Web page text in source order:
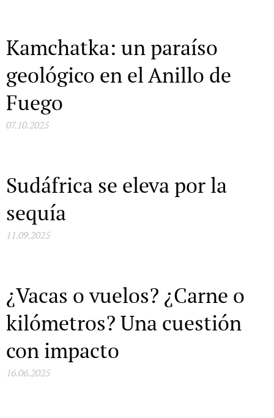
Kamchatka: un paraíso
geológico en el Anillo de
Fuego
07.10.2025
Sudáfrica se eleva por la
sequía
11.09.2025
¿Vacas o vuelos? ¿Carne o
kilómetros? Una cuestión
con impacto
16.06.2025